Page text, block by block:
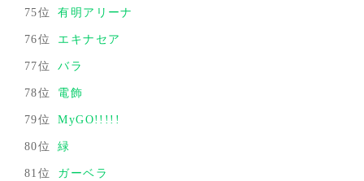
75位 有明アリーナ
76位 エキナセア
77位 バラ
78位 電飾
79位 MyGO!!!!!
80位 緑
81位 ガーベラ